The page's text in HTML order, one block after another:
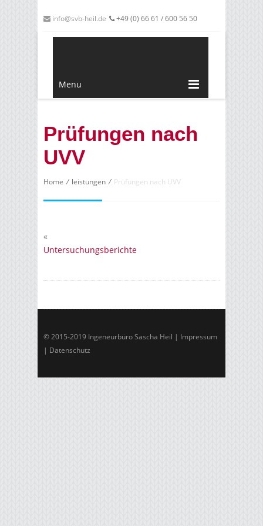
info@svb-heil.de +49 (0) 66 61 / 600 56 50
Menu
Prüfungen nach
UVV
Home / leistungen / Prüfungen nach UVV
«
Untersuchungsberichte
© 2015-2019 Ingeneurbüro Sascha Heil | Impressum
| Datenschutz